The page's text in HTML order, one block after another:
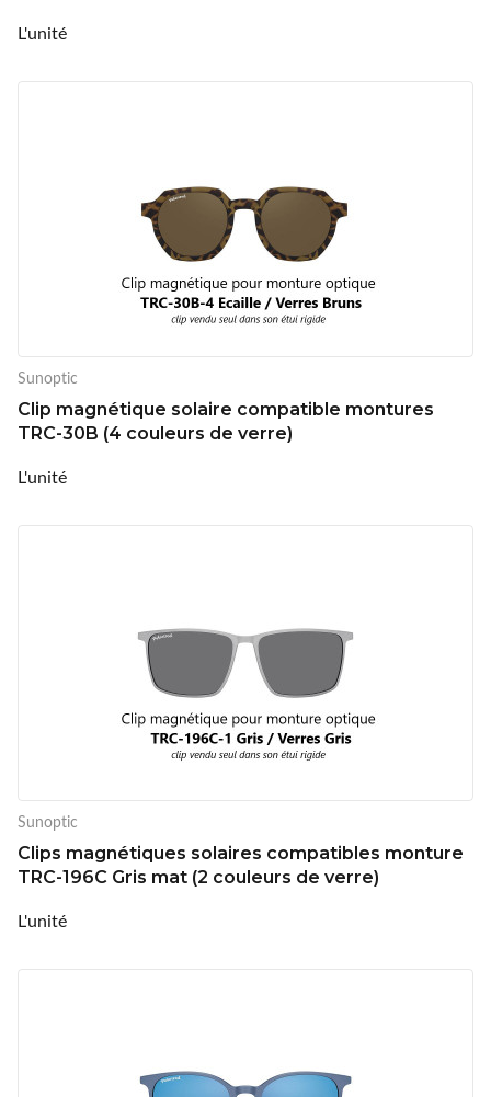
L'unité
Sunoptic
Clip magnétique solaire compatible montures
TRC-30B (4 couleurs de verre)
L'unité
Sunoptic
Clips magnétiques solaires compatibles monture
TRC-196C Gris mat (2 couleurs de verre)
L'unité